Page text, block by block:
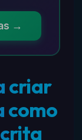
→
criar
como